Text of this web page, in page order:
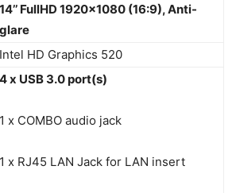
14’’ FullHD 1920×1080 (16:9), Anti-
glare
Intel HD Graphics 520
4 x USB 3.0 port(s)
1 x COMBO audio jack
1 x RJ45 LAN Jack for LAN insert